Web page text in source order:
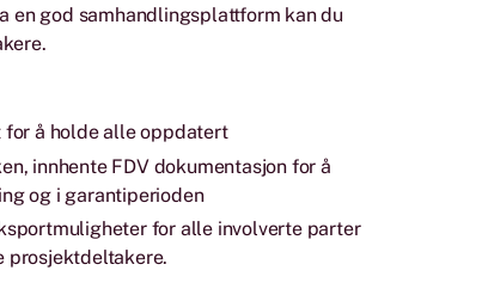
en god samhandlingsplattform kan du
å holde alle oppdatert
innhente FDV dokumentasjon for å
og i garantiperioden
for alle involverte parter
prosjektdeltakere.